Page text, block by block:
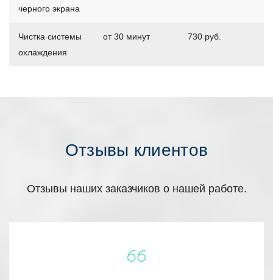
черного экрана
Чистка системы
охлаждения
от 30 минут 730 руб.
Отзывы клиентов
Отзывы наших заказчиков о нашей работе.